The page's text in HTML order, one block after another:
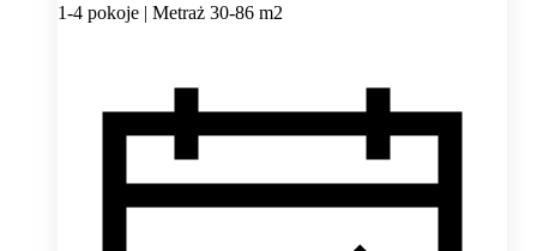
1-4 pokoje | Metraż 30-86 m2